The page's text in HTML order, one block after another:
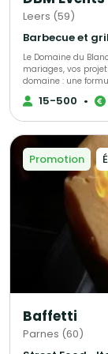
Leers (59)
Le Domaine du
mariages, vos
domaine : une
accueillir vos
max), une salle
15-500 •
Promotion
Baffetti
Parnes (60)